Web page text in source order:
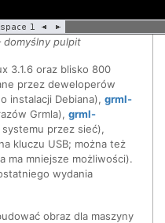
domyślny pulpit
3.1.6 oraz blisko 800
przez deweloperów
instalacji Debiana), grml-
Grmla), grml-
przez sieć),
kluczu USB; można też
ma mniejsze możliwości).
wydania
obraz dla maszyny